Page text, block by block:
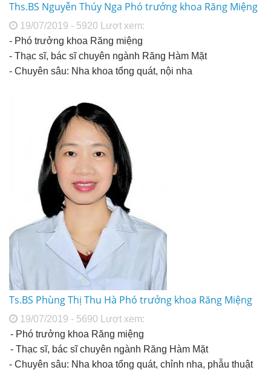
Ths.BS Nguyễn Thúy Nga Phó trưởng khoa Răng Miệng
19/07/2019 - 5920 Lượt xem:
- Phó trưởng khoa Răng miệng
- Thạc sĩ, bác sĩ chuyên ngành Răng Hàm Mặt
- Chuyên sâu: Nha khoa tổng quát, nội nha
Ts.BS Phùng Thị Thu Hà Phó trưởng khoa Răng Miệng
19/07/2019 - 5690 Lượt xem:
- Phó trưởng khoa Răng miệng
- Thạc sĩ, bác sĩ chuyên ngành Răng Hàm Mặt
- Chuyên sâu: Nha khoa tổng quát, chỉnh nha, phẫu thuật